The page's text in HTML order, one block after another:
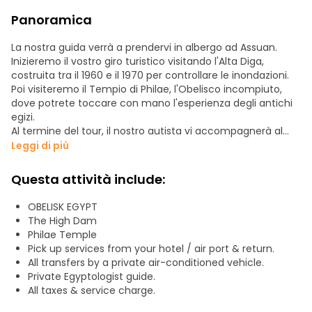
Panoramica
La nostra guida verrà a prendervi in albergo ad Assuan.
Inizieremo il vostro giro turistico visitando l'Alta Diga,
costruita tra il 1960 e il 1970 per controllare le inondazioni.
Poi visiteremo il Tempio di Philae, l'Obelisco incompiuto,
dove potrete toccare con mano l'esperienza degli antichi
egizi.
Al termine del tour, il nostro autista vi accompagnerà al
vostro hotel.
Leggi di più
Questa attività include:
OBELISK EGYPT
The High Dam
Philae Temple
Pick up services from your hotel / air port & return.
All transfers by a private air-conditioned vehicle.
Private Egyptologist guide.
All taxes & service charge.